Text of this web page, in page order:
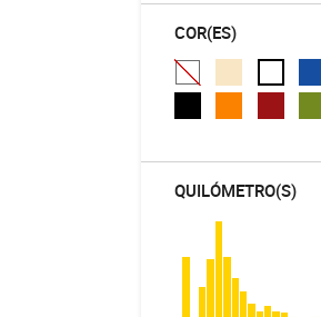
COR(ES)
QUILÓMETRO(S)